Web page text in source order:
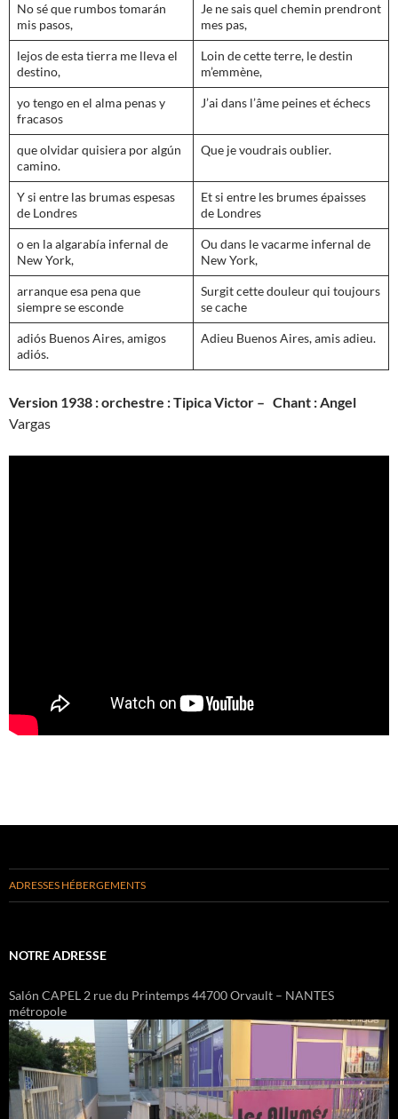
No sé que rumbos tomarán
mis pasos,
Je ne sais quel chemin prendront
mes pas,
lejos de esta tierra me lleva el
destino,
Loin de cette terre, le destin
m’emmène,
yo tengo en el alma penas y
fracasos
J’ai dans l’âme peines et échecs
que olvidar quisiera por algún
camino.
Que je voudrais oublier.
Y si entre las brumas espesas
de Londres
Et si entre les brumes épaisses
de Londres
o en la algarabía infernal de
New York,
Ou dans le vacarme infernal de
New York,
arranque esa pena que
siempre se esconde
Surgit cette douleur qui toujours
se cache
adiós Buenos Aires, amigos
adiós.
Adieu Buenos Aires, amis adieu.
Version 1938 : orchestre : Tipica Victor – Chant : Angel
Vargas
ADRESSES HÉBERGEMENTS
NOTRE ADRESSE
Salón CAPEL 2 rue du Printemps 44700 Orvault – NANTES
métropole